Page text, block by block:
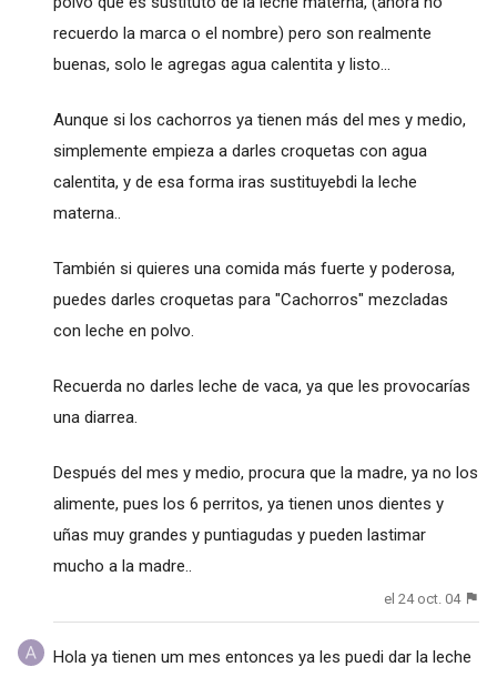
recuerdo la marca o el nombre) pero son realmente
buenas, solo le agregas agua calentita y listo...
Aunque si los cachorros ya tienen más del mes y medio,
simplemente empieza a darles croquetas con agua
calentita, y de esa forma iras sustituyebdi la leche
materna..
También si quieres una comida más fuerte y poderosa,
puedes darles croquetas para "Cachorros" mezcladas
con leche en polvo.
Recuerda no darles leche de vaca, ya que les provocarías
una diarrea.
Después del mes y medio, procura que la madre, ya no los
alimente, pues los 6 perritos, ya tienen unos dientes y
uñas muy grandes y puntiagudas y pueden lastimar
mucho a la madre..
el 24 oct. 04
Hola ya tienen um mes entonces ya les puedi dar la leche